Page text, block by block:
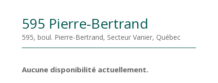
595 Pierre-Bertrand
595, boul. Pierre-Bertrand, Secteur Vanier, Québec
Aucune disponibilité actuellement.